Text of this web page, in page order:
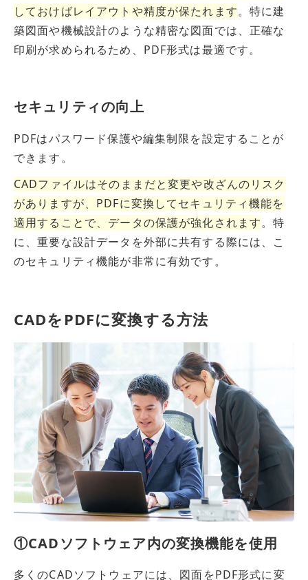
しておけばレイアウトや精度が保たれます。特に建
築図面や機械設計のような精密な図面では、正確な
印刷が求められるため、PDF形式は最適です。
セキュリティの向上
PDFはパスワード保護や編集制限を設定することが
できます。
CADファイルはそのままだと変更や改ざんのリスク
がありますが、PDFに変換してセキュリティ機能を
適用することで、データの保護が強化されます。特
に、重要な設計データを外部に共有する際には、こ
のセキュリティ機能が非常に有効です。
CADをPDFに変換する方法
①CADソフトウェア内の変換機能を使用
多くのCADソフトウェアには、図面をPDF形式に変